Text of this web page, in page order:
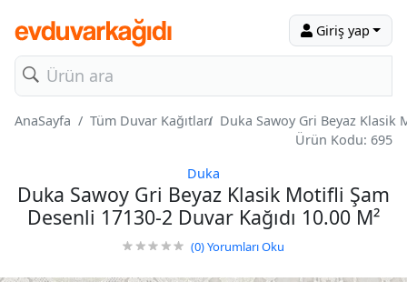
Giriş yap
AnaSayfa Tüm Duvar Kağıtları Duka Sawoy Gri Beyaz Klasik
Ürün Kodu: 695
Duka
Duka Sawoy Gri Beyaz Klasik Motifli Şam
Desenli 17130-2 Duvar Kağıdı 10.00 M²
(0)Yorumları Oku